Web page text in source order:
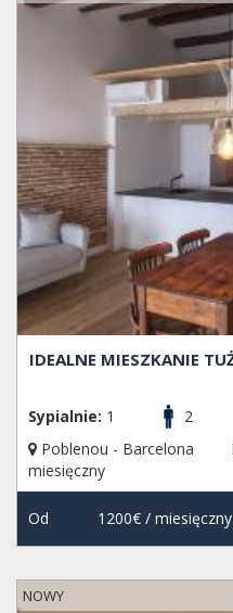
IDEALNE MIESZKANIE
Sypialnie: 1 2
Poblenou - Barcelona
miesięczny
Od 1200€/
NOWY